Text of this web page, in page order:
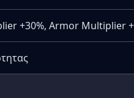
+30%, Armor Multiplier